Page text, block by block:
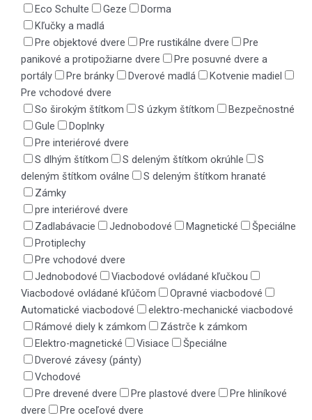
Eco Schulte
Geze
Dorma
Kľučky a madlá
Pre objektové dvere
Pre rustikálne dvere
Pre
panikové a protipožiarne dvere
Pre posuvné dvere a
portály
Pre bránky Dverové madlá
Kotvenie madiel
Pre vchodové dvere
So širokým štítkom
S úzkym štítkom
Bezpečnostné
Gule
Doplnky
Pre interiérové dvere
S dlhým štítkom
S deleným štítkom okrúhle
S
deleným štítkom oválne
S deleným štítkom hranaté
Zámky
pre interiérové dvere
Zadlabávacie
Jednobodové Magnetické
Špeciálne
Protiplechy
Pre vchodové dvere
Jednobodové
Viacbodové ovládané kľučkou
Viacbodové ovládané kľúčom
Opravné viacbodové
Automatické viacbodové
elektro-mechanické viacbodové
Rámové diely k zámkom
Zástrče k zámkom
Elektro-magnetické
Visiace
Špeciálne
Dverové závesy (pánty)
Vchodové
Pre drevené dvere
Pre plastové dvere
Pre hliníkové
dvere
Pre oceľové dvere